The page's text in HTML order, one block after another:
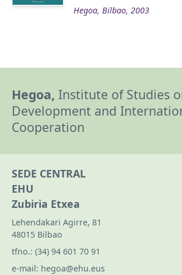
Hegoa, Bilbao, 2003
Hegoa, Institute of Studies
Development and
Cooperation
SEDE CENTRAL
EHU
Zubiria Etxea
Lehendakari Agirre, 81
48015 Bilbao
tfno.: (34) 94 601 70 91
e-mail: hegoa@ehu.eus